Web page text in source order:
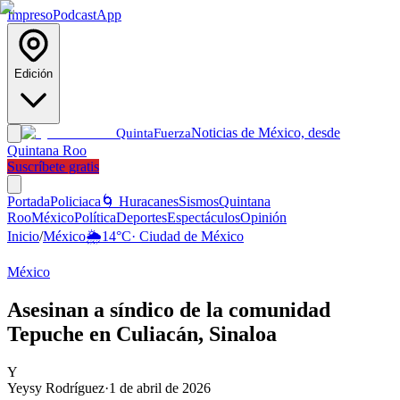
ImpresoPodcastApp
Edición
QuintaFuerzaNoticias de México, desde
Quintana Roo
Suscríbete gratis
PortadaPoliciaca 🌀 HuracanesSismosQuintana
RooMéxicoPolíticaDeportesEspectáculosOpinión
Inicio/México🌦️14°C· Ciudad de México
México
Asesinan a síndico de la comunidad
Tepuche en Culiacán, Sinaloa
Y
Yeysy Rodríguez·1 de abril de 2026